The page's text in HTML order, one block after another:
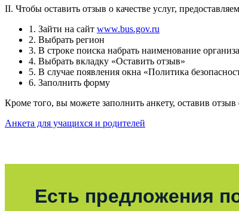
II. Чтобы оставить отзыв о качестве услуг,
1. Зайти на сайт www.bus.gov.ru
2. Выбрать регион
3. В строке поиска набрать наименование
4. Выбрать вкладку «Оставить отзыв»
5. В случае появления окна «Политика
6. Заполнить форму
Кроме того, вы можете заполнить анкету, оставив
Анкета для учащихся и родителей
Есть предложения